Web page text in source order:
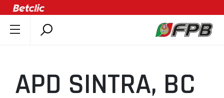
ÚLTIMAS
APD SINTRA, BC